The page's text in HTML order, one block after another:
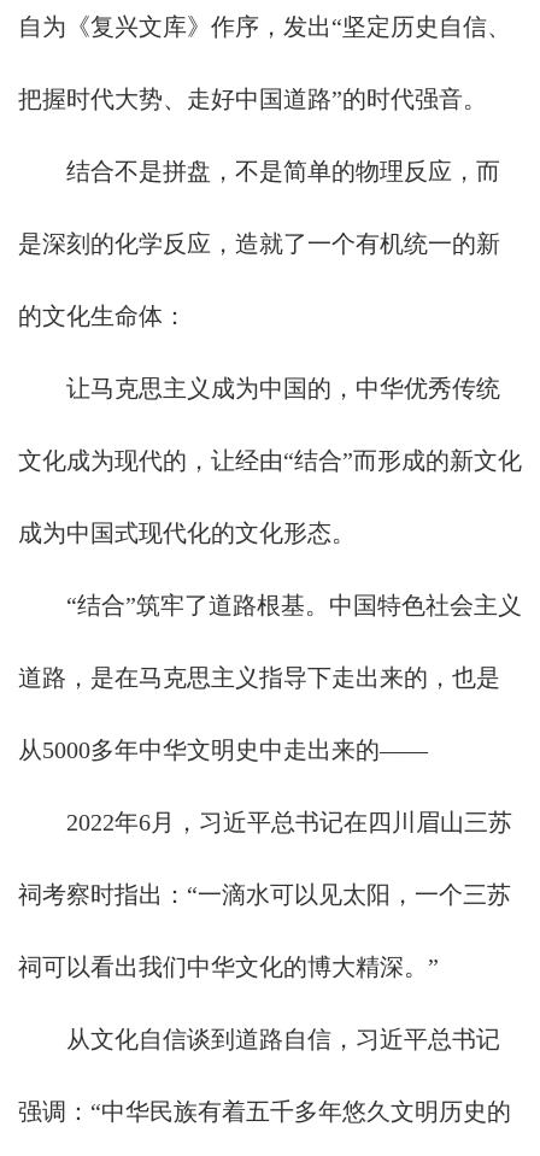
自为《复兴文库》作序，发出“坚定历史自信、
把握时代大势、走好中国道路”的时代强音。
结合不是拼盘，不是简单的物理反应，而
是深刻的化学反应，造就了一个有机统一的新
的文化生命体：
让马克思主义成为中国的，中华优秀传统
文化成为现代的，让经由“结合”而形成的新文化
成为中国式现代化的文化形态。
“结合”筑牢了道路根基。中国特色社会主义
道路，是在马克思主义指导下走出来的，也是
从5000多年中华文明史中走出来的——
2022年6月，习近平总书记在四川眉山三苏
祠考察时指出：“一滴水可以见太阳，一个三苏
祠可以看出我们中华文化的博大精深。”
从文化自信谈到道路自信，习近平总书记
强调：“中华民族有着五千多年悠久文明历史的